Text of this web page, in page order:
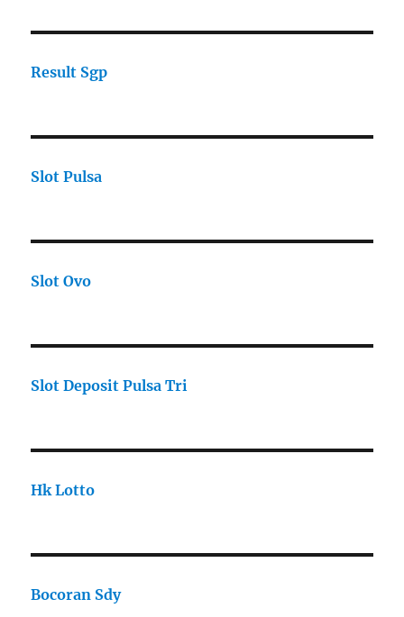
Result Sgp
Slot Pulsa
Slot Ovo
Slot Deposit Pulsa Tri
Hk Lotto
Bocoran Sdy